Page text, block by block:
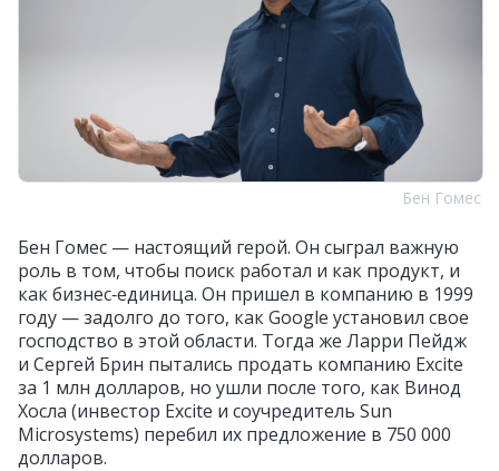
Бен Гомес
Бен Гомес — настоящий герой. Он сыграл важную
роль в том, чтобы поиск работал и как продукт, и
как бизнес‑единица. Он пришел в компанию в 1999
году — задолго до того, как Google установил свое
господство в этой области. Тогда же Ларри Пейдж
и Сергей Брин пытались продать компанию Excite
за 1 млн долларов, но ушли после того, как Винод
Хосла (инвестор Excite и соучредитель Sun
Microsystems) перебил их предложение в 750 000
долларов.